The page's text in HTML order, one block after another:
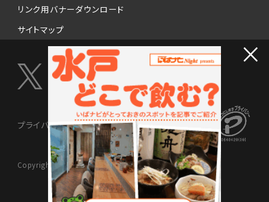
リンク用バナーダウンロード
サイトマップ
プライバシーマーク制度
Copyright © 2024 NISSENMEDIX Ltd. All Rights Reserved.
×